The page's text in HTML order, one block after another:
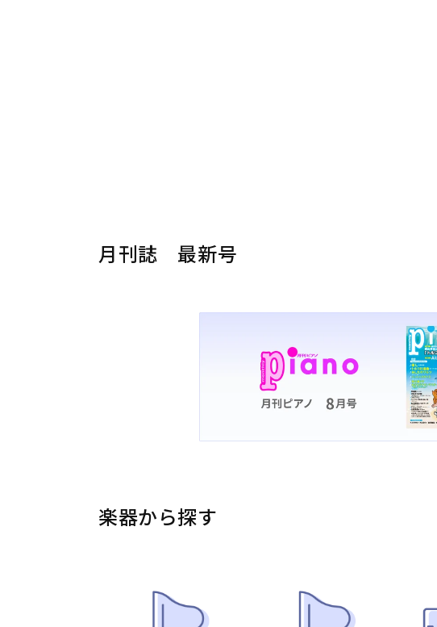
月刊誌 最新号
楽器から探す